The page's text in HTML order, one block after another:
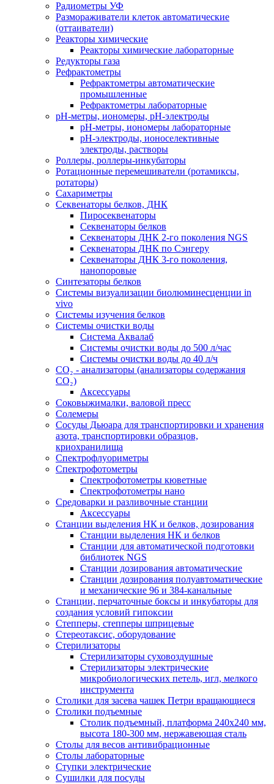
Радиометры УФ
Размораживатели клеток автоматические
(оттаиватели)
Реакторы химические
Реакторы химические лабораторные
Редукторы газа
Рефрактометры
Рефрактометры автоматические
промышленные
Рефрактометры лабораторные
рН-метры, иономеры, рН-электроды
рН-метры, иономеры лабораторные
рН-электроды, ионоселективные
электроды, растворы
Роллеры, роллеры-инкубаторы
Ротационные перемешиватели (ротамиксы,
ротаторы)
Сахариметры
Секвенаторы белков, ДНК
Пиросеквенаторы
Секвенаторы белков
Секвенаторы ДНК 2-го поколения NGS
Секвенаторы ДНК по Сэнгеру
Секвенаторы ДНК 3-го поколения,
нанопоровые
Синтезаторы белков
Системы визуализации биолюминесценции in
vivo
Системы изучения белков
Системы очистки воды
Система Аквалаб
Системы очистки воды до 500 л/час
Системы очистки воды до 40 л/ч
СО₂ - анализаторы (анализаторы содержания
СО₂)
Аксессуары
Соковыжималки, валовой пресс
Солемеры
Сосуды Дьюара для транспортировки и хранения
азота, транспортировки образцов,
криохранилища
Спектрофлуориметры
Спектрофотометры
Спектрофотометры кюветные
Спектрофотометры нано
Средоварки и разливочные станции
Аксессуары
Станции выделения НК и белков, дозирования
Станции выделения НК и белков
Станции для автоматической подготовки
библиотек NGS
Станции дозирования автоматические
Станции дозирования полуавтоматические
и механические 96 и 384-канальные
Станции, перчаточные боксы и инкубаторы для
создания условий гипоксии
Степперы, степперы шприцевые
Стереотаксис, оборудование
Стерилизаторы
Стерилизаторы суховоздушные
Стерилизаторы электрические
микробиологических петель, игл, мелкого
инструмента
Столики для засева чашек Петри вращающиеся
Столики подъемные
Столик подъемный, платформа 240х240 мм,
высота 180-300 мм, нержавеющая сталь
Столы для весов антивибрационные
Столы лабораторные
Ступки электрические
Сушилки для посуды